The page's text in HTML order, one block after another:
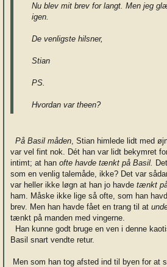
Nu blev mit brev for langt. Men jeg
igen.
De venligste hilsner,
Stian
PS.
Hvordan var theen?
På Basil måden , Stian himlede lidt med
var vel fint nok. Dét han var lidt bekymret
intimt; at han ofte havde tænkt på Basil.
som en venlig talemåde, ikke? Det var
var heller ikke løgn at han jo havde tænkt
ham. Måske ikke lige så ofte, som han
brev. Men han havde fået en trang til at
tænkt på manden med vingerne.
Han kunne godt bruge en ven i denne
Basil snart vendte retur.
Men som han tog afsted ind til byen for at